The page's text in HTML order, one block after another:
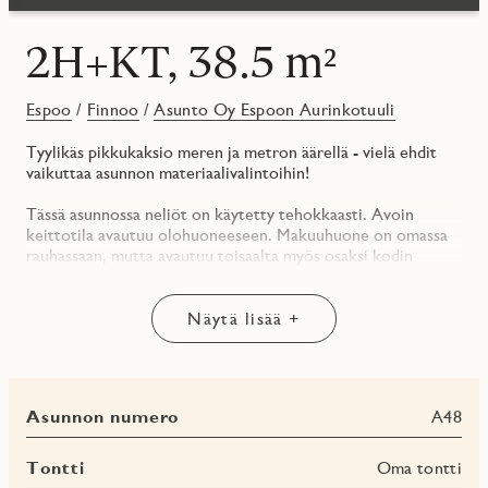
2H+KT, 38.5 m²
Espoo / Finnoo /Asunto Oy Espoon Aurinkotuuli
Tyylikäs pikkukaksio meren ja metron äärellä - vielä ehdit
vaikuttaa asunnon materiaalivalintoihin!
Tässä asunnossa neliöt on käytetty tehokkaasti. Avoin
keittotila avautuu olohuoneeseen. Makuuhuone on omassa
rauhassaan, mutta avautuu toisaalta myös osaksi kodin
Keittotilan materiaalit ovat Puustellin valikoimista,
kodinkoneet Electroluxin. Lattiassa tyylikäs tammiparketti.
etelän suuntaan. Parvekkeelle käydään kokolasisesta
liukuovesta.
Näytä lisää +
Asunnon numero A48
Tontti Oma tontti